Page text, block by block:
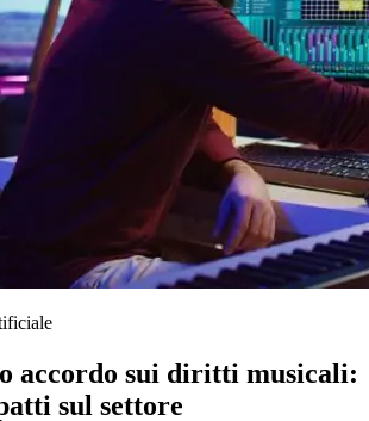
accordo sui diritti musicali:
sul settore